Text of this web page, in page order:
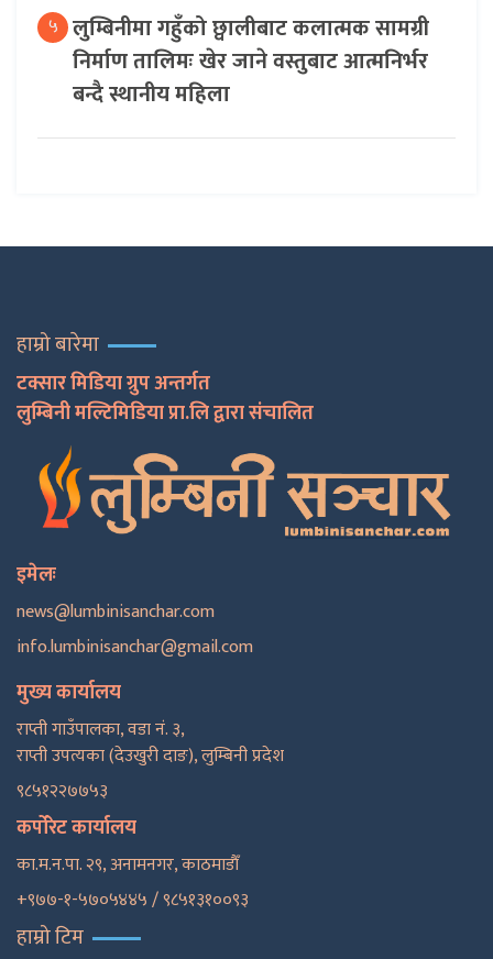
५ लुम्बिनीमा गहुँको छ्वालीबाट कलात्मक सामग्री
निर्माण तालिमः खेर जाने वस्तुबाट आत्मनिर्भर
बन्दै स्थानीय महिला
हाम्रो बारेमा
टक्सार मिडिया ग्रुप अन्तर्गत
लुम्बिनी मल्टिमिडिया प्रा.लि द्वारा संचालित
इमेलः
news@lumbinisanchar.com
info.lumbinisanchar@gmail.com
मुख्य कार्यालय
राप्ती गाउँपालका, वडा नं. ३,
राप्ती उपत्यका (देउखुरी दाङ), लुम्बिनी प्रदेश
९८५१२२७७५३
कर्पोरेट कार्यालय
का.म.न.पा. २९, अनामनगर, काठमाडाैँ
+९७७-१-५७०५४४५ / ९८५१३१००९३
हाम्रो टिम